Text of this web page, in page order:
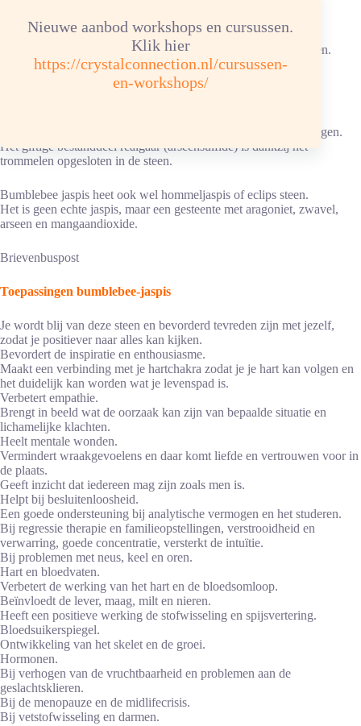
Nieuwe aanbod workshops en cursussen.
Klik hier
https://crystalconnection.nl/cursussen-
en-workshops/
Bumblebee jaspis zilveren hanger is er in verschillende varianten.
No. 1 17,1 g afm. 5,2 x 3,2 x 0,5 cm. Prijs: Verkocht
Je kunt de bumblebee jaspis trommelsteen veilig op de huid dragen.
Het giftige bestanddeel realgaar (arseensulfide) is dankzij het
trommelen opgesloten in de steen.
Bumblebee jaspis heet ook wel hommeljaspis of eclips steen.
Het is geen echte jaspis, maar een gesteente met aragoniet, zwavel,
arseen en mangaandioxide.
Brievenbuspost
Toepassingen bumblebee-jaspis
Je wordt blij van deze steen en bevorderd tevreden zijn met jezelf,
zodat je positiever naar alles kan kijken.
Bevordert de inspiratie en enthousiasme.
Maakt een verbinding met je hartchakra zodat je je hart kan volgen en
het duidelijk kan worden wat je levenspad is.
Verbetert empathie.
Brengt in beeld wat de oorzaak kan zijn van bepaalde situatie en
lichamelijke klachten.
Heelt mentale wonden.
Vermindert wraakgevoelens en daar komt liefde en vertrouwen voor in
de plaats.
Geeft inzicht dat iedereen mag zijn zoals men is.
Helpt bij besluitenloosheid.
Een goede ondersteuning bij analytische vermogen en het studeren.
Bij regressie therapie en familieopstellingen, verstrooidheid en
verwarring, goede concentratie, versterkt de intuïtie.
Bij problemen met neus, keel en oren.
Hart en bloedvaten.
Verbetert de werking van het hart en de bloedsomloop.
Beïnvloedt de lever, maag, milt en nieren.
Heeft een positieve werking de stofwisseling en spijsvertering.
Bloedsuikerspiegel.
Ontwikkeling van het skelet en de groei.
Hormonen.
Bij verhogen van de vruchtbaarheid en problemen aan de
geslachtsklieren.
Bij de menopauze en de midlifecrisis.
Bij vetstofwisseling en darmen.